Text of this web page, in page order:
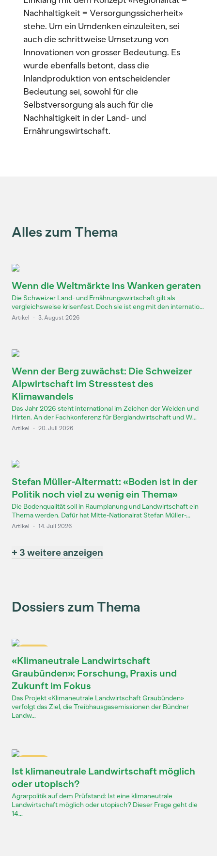
Nachhaltigkeit = Versorgungssicherheit»
stehe. Um ein Umdenken einzuleiten, sei
auch die schrittweise Umsetzung von
Innovationen von grosser Bedeutung. Es
wurde ebenfalls betont, dass die
Inlandproduktion von entscheidender
Bedeutung sei, sowohl für die
Selbstversorgung als auch für die
Nachhaltigkeit in der Land- und
Ernährungswirtschaft.
Alles zum Thema
Wenn die Weltmärkte ins Wanken geraten
Die Schweizer Land- und Ernährungswirtschaft gilt als
vergleichsweise krisenfest. Doch sie ist eng mit den internatio...
Artikel · 3. August 2026
Wenn der Berg zuwächst: Die Schweizer
Alpwirtschaft im Stresstest des
Klimawandels
Das Jahr 2026 steht international im Zeichen der Weiden und
Hirten. An der Fachkonferenz für Berglandwirtschaft und W...
Artikel · 20. Juli 2026
Stefan Müller-Altermatt: «Boden ist in der
Politik noch viel zu wenig ein Thema»
Die Bodenqualität soll in Raumplanung und Landwirtschaft ein
Thema werden. Dafür hat Mitte-Nationalrat Stefan Müller-...
Artikel · 14. Juli 2026
+ 3 weitere anzeigen
Dossiers zum Thema
«Klimaneutrale Landwirtschaft
Graubünden»: Forschung, Praxis und
Zukunft im Fokus
Das Projekt «Klimaneutrale Landwirtschaft Graubünden»
verfolgt das Ziel, die Treibhausgasemissionen der Bündner
Landw...
Ist klimaneutrale Landwirtschaft möglich
oder utopisch?
Agrarpolitik auf dem Prüfstand: Ist eine klimaneutrale
Landwirtschaft möglich oder utopisch? Dieser Frage geht die
14...